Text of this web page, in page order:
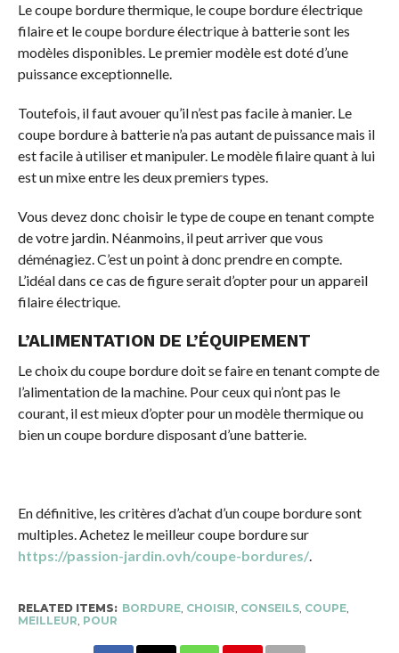
Le coupe bordure thermique, le coupe bordure électrique
filaire et le coupe bordure électrique à batterie sont les
modèles disponibles. Le premier modèle est doté d’une
puissance exceptionnelle.
Toutefois, il faut avouer qu’il n’est pas facile à manier. Le
coupe bordure à batterie n’a pas autant de puissance mais il
est facile à utiliser et manipuler. Le modèle filaire quant à lui
est un mixe entre les deux premiers types.
Vous devez donc choisir le type de coupe en tenant compte
de votre jardin. Néanmoins, il peut arriver que vous
déménagiez. C’est un point à donc prendre en compte.
L’idéal dans ce cas de figure serait d’opter pour un appareil
filaire électrique.
L’ALIMENTATION DE L’ÉQUIPEMENT
Le choix du coupe bordure doit se faire en tenant compte de
l’alimentation de la machine. Pour ceux qui n’ont pas le
courant, il est mieux d’opter pour un modèle thermique ou
bien un coupe bordure disposant d’une batterie.
En définitive, les critères d’achat d’un coupe bordure sont
multiples. Achetez le meilleur coupe bordure sur
https://passion-jardin.ovh/coupe-bordures/.
RELATED ITEMS: BORDURE, CHOISIR, CONSEILS, COUPE,
MEILLEUR, POUR